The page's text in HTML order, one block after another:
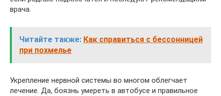
врача.
Читайте также: Как справиться с бессонницей
при похмелье
Укрепление нервной системы во многом облегчает
лечение. Да, боязнь умереть в автобусе и правильное